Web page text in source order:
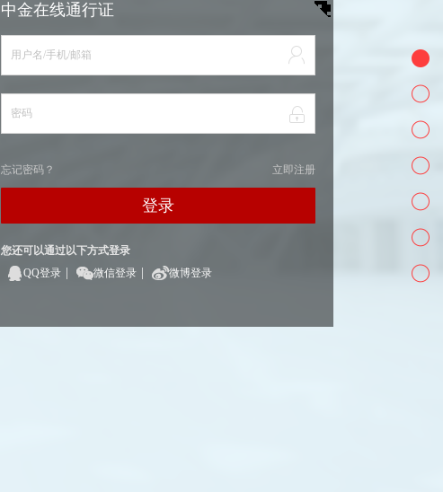
中金在线通行证
用户名/手机/邮箱
密码
立即注册
忘记密码？
登录
您还可以通过以下方式登录
QQ登录
微信登录 微博登录